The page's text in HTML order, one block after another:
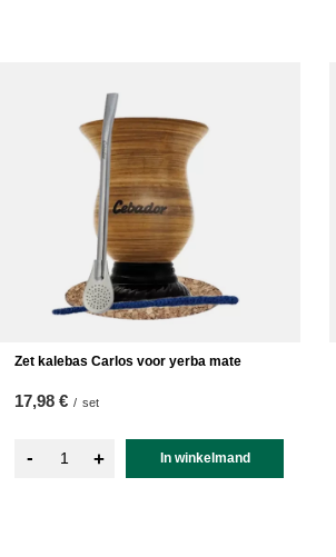
Zet kalebas Carlos voor yerba mate
17,98 € / set
- + In winkelmand